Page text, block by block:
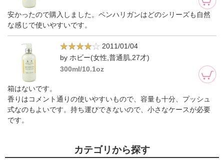
安かったので購入しました。ペンハリガンはどのシリーズも自然
な感じで使いやすいです。
2011/01/04
by ホビー(女性,普通肌,27才)
300ml/10.1oz
箱はないです。
香りはコメント通りの使いやすいもので、容量も十分、プッシュ
式なのもよいです。持ち運びできないので、小さなケースが必要
です。
カテゴリから探す